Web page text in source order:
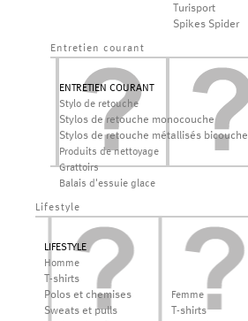
Turisport
Spikes Spider
Entretien courant
ENTRETIEN COURANT
Stylo de retouche
Stylos de retouche monocouche
Stylos de retouche métallisés bicouche
Produits de nettoyage
Grattoirs
Balais d'essuie glace
Lifestyle
LIFESTYLE
Homme
T-shirts
Polos et chemises
Sweats et pulls
Femme
T-shirts